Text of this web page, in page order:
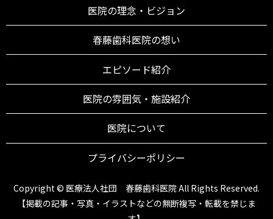
医院の理念・ビジョン
春藤歯科医院の想い
エピソード紹介
医院の雰囲気・施設紹介
医院について
プライバシーポリシー
Copyright © 医療法人社団 春藤歯科医院 All Rights Reserved.
【掲載の記事・写真・イラストなどの無断複写・転載を禁じま